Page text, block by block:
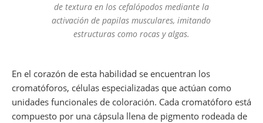
de textura en los cefalópodos mediante la
activación de papilas musculares, imitando
estructuras como rocas y algas.
En el corazón de esta habilidad se encuentran los
cromatóforos, células especializadas que actúan como
unidades funcionales de coloración. Cada cromatóforo está
compuesto por una cápsula llena de pigmento rodeada de